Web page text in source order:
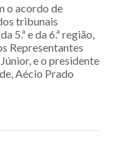
o acordo de
tribunais
5.ª e da 6.ª região,
Representantes
e o presidente
Aécio Prado